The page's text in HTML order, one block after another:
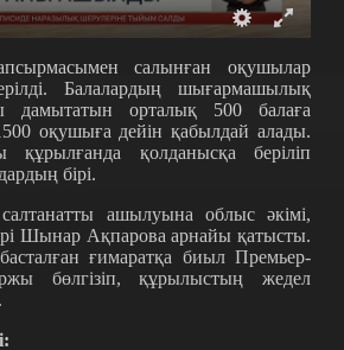
салынған оқушылар
Балалардың шығармашылық
дамытатын орталық 500 балаға
оқушыға дейін қабылдай алады.
қолданысқа беріліп
бірі.
ашылуына облыс әкімі,
Шынар Ақпарова арнайы қатысты.
ғимаратқа биыл Премьер-
бөлгізіп, құрылыстың жедел